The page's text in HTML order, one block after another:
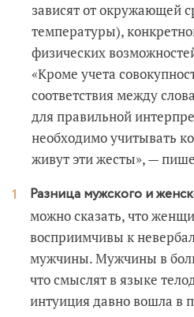
зависят от окружающей
температуры),
физических
«Кроме учета
соответствия между
для правильной
необходимо учитывать
живут эти жесты», —
Разница мужского и
можно сказать, что
восприимчивы к
мужчины. Мужчины в
что смыслят в языке
интуиция давно вошла в